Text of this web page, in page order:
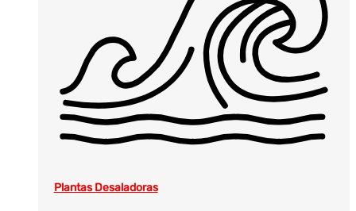
Plantas Desaladoras